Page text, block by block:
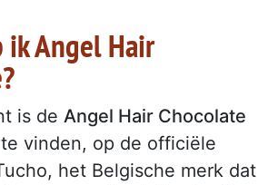
ik Angel Hair
is de Angel Hair Chocolate
vinden, op de officiële
het Belgische merk dat